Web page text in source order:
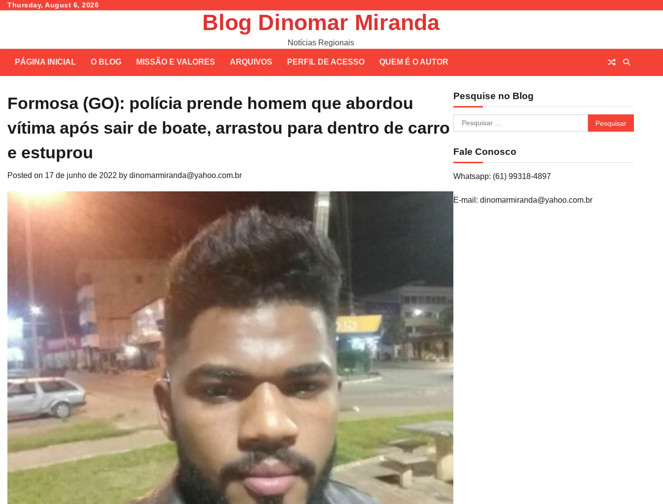
SkipThursday, August 6, 2026
Blog Dinomar Miranda
Notícias Regionais
PÁGINA INICIAL O BLOG MISSÃO E VALORES ARQUIVOS PERFIL DE ACESSO QUEM É O AUTOR
Formosa (GO): polícia prende homem que abordou
vítima após sair de boate, arrastou para dentro de carro
e estuprou
Posted on 17 de junho de 2022 by dinomarmiranda@yahoo.com.br
Pesquise no Blog
Pesquisar
por:
Fale Conosco
Whatsapp: (61) 99318-4897
E-mail: dinomarmiranda@yahoo.com.br